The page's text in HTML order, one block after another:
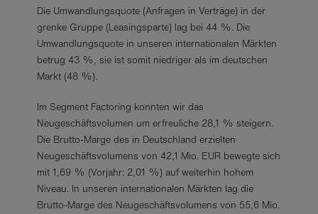
Die Umwandlungsquote (Anfragen in Verträge) in der
grenke Gruppe (Leasingsparte) lag bei 44 %. Die
Umwandlungsquote in unseren internationalen Märkten
betrug 43 %, sie ist somit niedriger als im deutschen
Markt (48 %).
Im Segment Factoring konnten wir das
Neugeschäftsvolumen um erfreuliche 28,1 % steigern.
Die Brutto-Marge des in Deutschland erzielten
Neugeschäftsvolumens von 42,1 Mio. EUR bewegte sich
mit 1,69 % (Vorjahr: 2,01 %) auf weiterhin hohem
Niveau. In unseren internationalen Märkten lag die
Brutto-Marge des Neugeschäftsvolumens von 55,6 Mio.